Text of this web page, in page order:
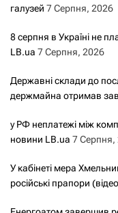
галузей 7 Серпня, 2026
8 серпня в Україні не
LB.ua 7 Серпня, 2026
Державні склади до
держмайна отримав
у РФ неплатежі між
новини LB.ua 7 Серпня,
У кабінеті мера
російські прапори